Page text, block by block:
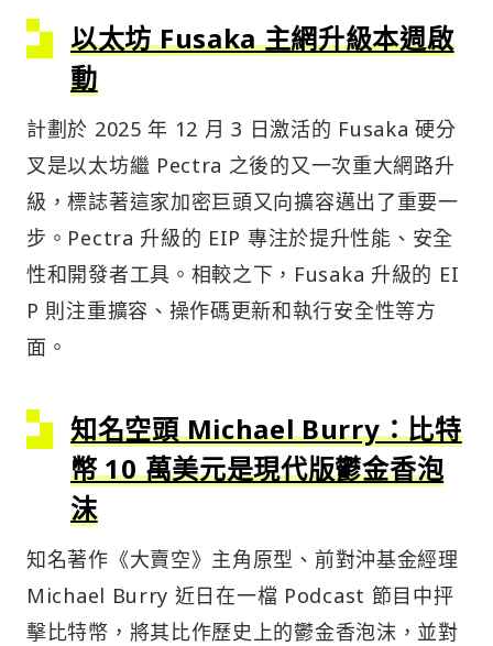
以太坊 Fusaka 主網升級本週啟
動
計劃於 2025 年 12 月 3 日激活的 Fusaka 硬分
叉是以太坊繼 Pectra 之後的又一次重大網路升
級，標誌著這家加密巨頭又向擴容邁出了重要一
步。Pectra 升級的 EIP 專注於提升性能、安全
性和開發者工具。相較之下，Fusaka 升級的 EI
P 則注重擴容、操作碼更新和執行安全性等方
面。
知名空頭 Michael Burry：比特
幣 10 萬美元是現代版鬱金香泡
沫
知名著作《大賣空》主角原型、前對沖基金經理
Michael Burry 近日在一檔 Podcast 節目中抨
擊比特幣，將其比作歷史上的鬱金香泡沫，並對